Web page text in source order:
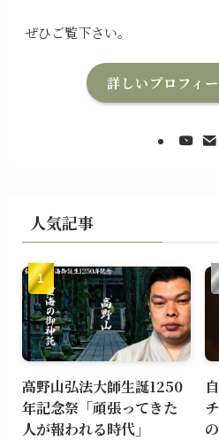
ぜひご覧下さい。
詳しいプロフィ
人気記事
高野山弘法大師生誕1250
年記念祭「頑張ってきた
人が報われる時代」